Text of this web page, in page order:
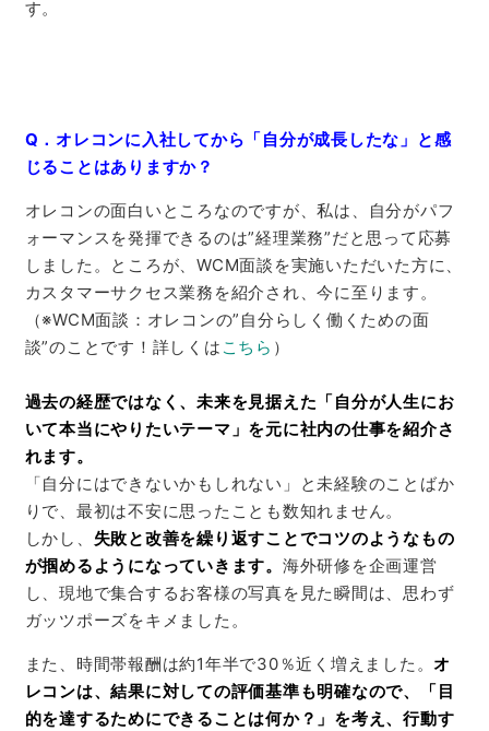
す。
Q．オレコンに入社してから「自分が成長したな」と感
じることはありますか？
オレコンの面白いところなのですが、私は、自分がパフ
ォーマンスを発揮できるのは”経理業務”だと思って応募
しました。 ところが、WCM面談 を実施いただいた方に、
カスタマーサクセス業務を紹介され、今に至ります。
（※WCM面談：オレコンの”自分らしく働くための面
談”のことです！詳しくは こちら ）
過去の経歴ではなく、未来を見据えた「自分が人生にお
いて本当にやりたいテーマ」を元に社内の仕事を紹介さ
れます。
「自分にはできないかもしれない 」と未経験のことばか
りで、 最初は不安に思ったことも数知れません。
しかし、 失敗と改善を繰り返すことでコツのようなもの
が掴めるようになっていきます。 海外研修を企画運営
し、現地で集合するお客様の写真を見た瞬間は、思わず
ガッツポーズをキメました。
また、時間帯報酬は約1年半で30％近く増えました。オ
レコンは、結果に対しての評価基準も明確なので、「目
的を達するためにできることは何か？」を考え、行動す